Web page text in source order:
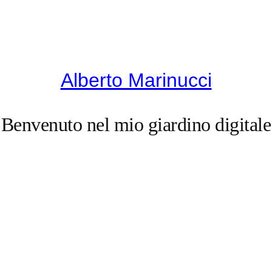
Alberto Marinucci
Benvenuto nel mio giardino digitale